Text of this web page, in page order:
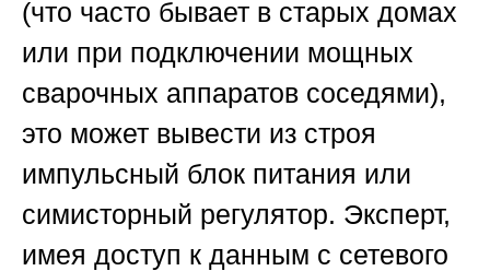
(что часто бывает в старых домах
или при подключении мощных
сварочных аппаратов соседями),
это может вывести из строя
импульсный блок питания или
симисторный регулятор. Эксперт,
имея доступ к данным с сетевого